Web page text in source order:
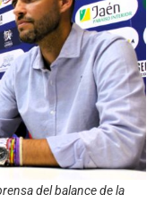
del balance de la